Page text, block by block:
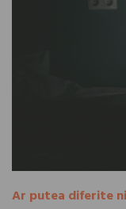
Ar putea diferite